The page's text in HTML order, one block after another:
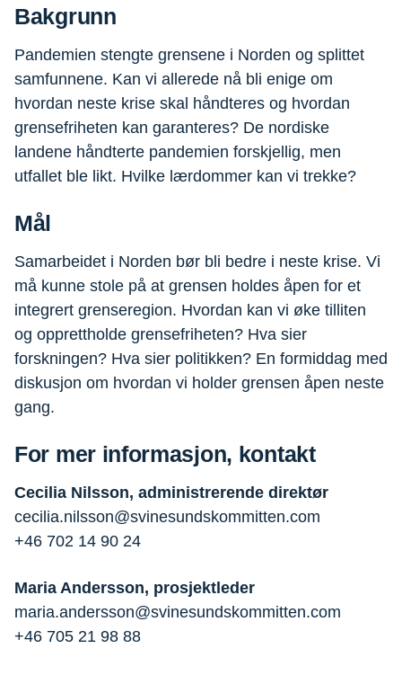
Bakgrunn
Pandemien stengte grensene i Norden og splittet
samfunnene. Kan vi allerede nå bli enige om
hvordan neste krise skal håndteres og hvordan
grensefriheten kan garanteres? De nordiske
landene håndterte pandemien forskjellig, men
utfallet ble likt. Hvilke lærdommer kan vi trekke?
Mål
Samarbeidet i Norden bør bli bedre i neste krise. Vi
må kunne stole på at grensen holdes åpen for et
integrert grenseregion. Hvordan kan vi øke tilliten
og opprettholde grensefriheten? Hva sier
forskningen? Hva sier politikken? En formiddag med
diskusjon om hvordan vi holder grensen åpen neste
gang.
For mer informasjon, kontakt
Cecilia Nilsson, administrerende direktør
cecilia.nilsson@svinesundskommitten.com
+46 702 14 90 24
Maria Andersson, prosjektleder
maria.andersson@svinesundskommitten.com
+46 705 21 98 88